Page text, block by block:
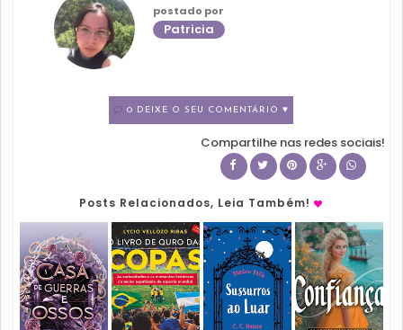
postado por
Patricia
0 DEIXE O SEU COMENTÁRIO ♥
Compartilhe nas redes sociais!
Posts Relacionados, Leia Também!